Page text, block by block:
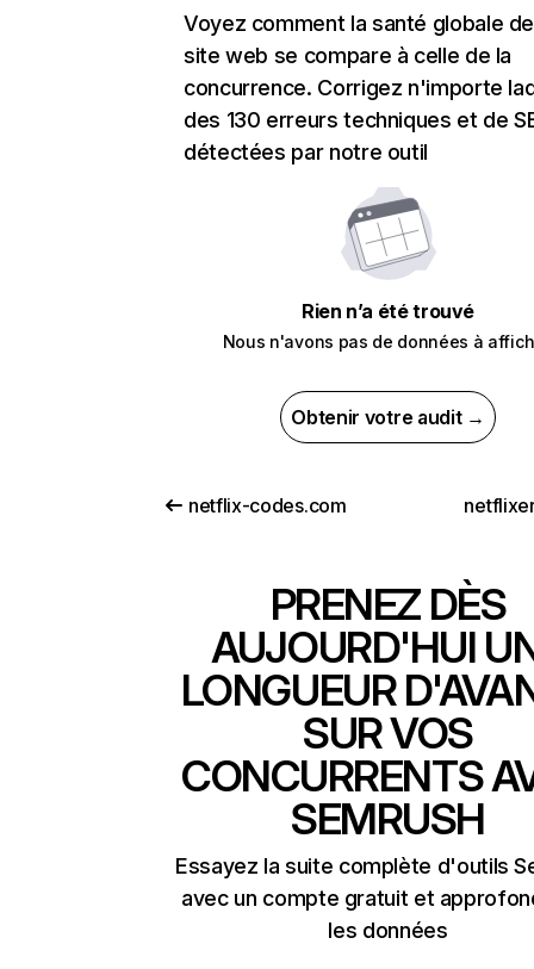
Voyez comment la santé globale
site web se compare à celle de la
concurrence. Corrigez n'importe
des 130 erreurs techniques et de
détectées par notre outil
Rien n’a été trouvé
Nous n'avons pas de données à
Obtenir votre audit →
netflix-codes.com
PRENEZ DÈS
AUJOURD'HUI
LONGUEUR
SUR VOS
CONCURRENTS
SEMRUSH
Essayez la suite complète d'outils
avec un compte gratuit et
les données